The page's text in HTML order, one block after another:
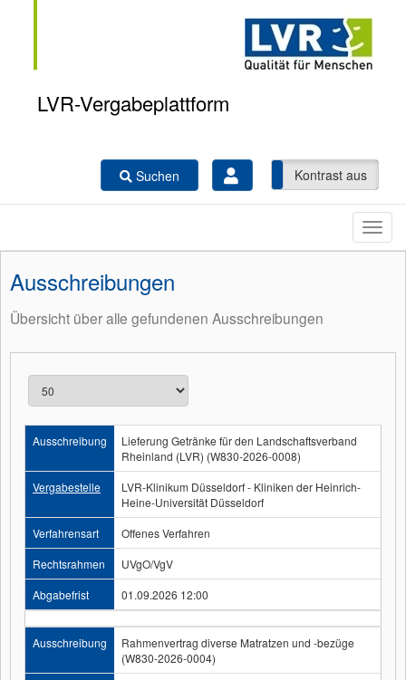
LVR-Vergabeplattform
Suchen Kontrast ein Kontrast aus
Ausschreibungen
Übersicht über alle gefundenen Ausschreibungen
Ausschreibung
Lieferung Getränke für den Landschaftsverband
Rheinland (LVR) (W830-2026-0008)
Vergabestelle
LVR-Klinikum Düsseldorf - Kliniken der Heinrich-
Heine-Universität Düsseldorf
Verfahrensart
Offenes Verfahren
Rechtsrahmen
UVgO/VgV
Abgabefrist
01.09.2026 12:00
Ausschreibung
Rahmenvertrag diverse Matratzen und -bezüge
(W830-2026-0004)